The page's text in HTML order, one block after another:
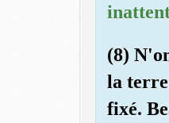
(8)
la
fixé.